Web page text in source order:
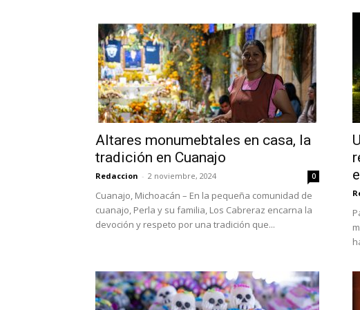
Altares monumebtales en casa, la
tradición en Cuanajo
Redaccion - 2 noviembre, 2024 0
Cuanajo, Michoacán – En la pequeña comunidad de
cuanajo, Perla y su familia, Los Cabreraz encarna la
devoción y respeto por una tradición que...